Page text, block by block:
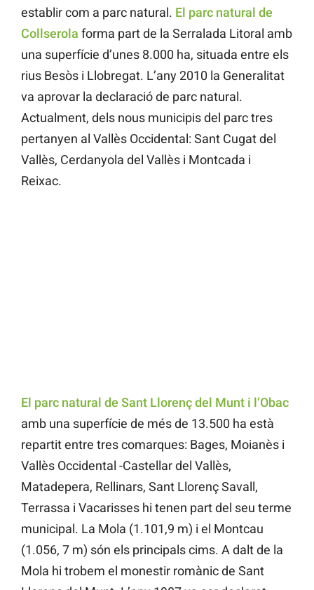
establir com a parc natural. El parc natural de
Collserola forma part de la Serralada Litoral amb
una superfície d’unes 8.000 ha, situada entre els
rius Besòs i Llobregat. L’any 2010 la Generalitat
va aprovar la declaració de parc natural.
Actualment, dels nous municipis del parc tres
pertanyen al Vallès Occidental: Sant Cugat del
Vallès, Cerdanyola del Vallès i Montcada i
Reixac.
El parc natural de Sant Llorenç del Munt i l’Obac
amb una superfície de més de 13.500 ha està
repartit entre tres comarques: Bages, Moianès i
Vallès Occidental -Castellar del Vallès,
Matadepera, Rellinars, Sant Llorenç Savall,
Terrassa i Vacarisses hi tenen part del seu terme
municipal. La Mola (1.101,9 m) i el Montcau
(1.056, 7 m) són els principals cims. A dalt de la
Mola hi trobem el monestir romànic de Sant